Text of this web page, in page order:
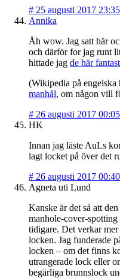
# 25 augusti 2017 23:35
Annika
Åh wow. Jag satt här
och därför for jag runt
hittade jag de här
(Wikipedia på engelska
manhål, om någon vill
# 26 augusti 2017 00:05
HK
Innan jag läste AuLs
lagt locket på över det
# 26 augusti 2017 00:40
Agneta uti Lund
Kanske är det så att
manhole-cover-
tidigare. Det verkar mer
locken. Jag funderade
locken – om det finns
utrangerade lock eller
begärliga brunnslock